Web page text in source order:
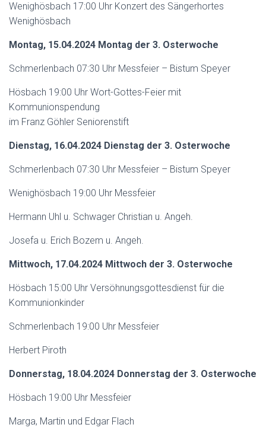
Wenighösbach 17:00 Uhr Konzert des Sängerhortes
Wenighösbach
Montag, 15.04.2024 Montag der 3. Osterwoche
Schmerlenbach 07:30 Uhr Messfeier – Bistum Speyer
Hösbach 19:00 Uhr Wort-Gottes-Feier mit
Kommunionspendung
im Franz Göhler Seniorenstift
Dienstag, 16.04.2024 Dienstag der 3. Osterwoche
Schmerlenbach 07:30 Uhr Messfeier – Bistum Speyer
Wenighösbach 19:00 Uhr Messfeier
Hermann Uhl u. Schwager Christian u. Angeh.
Josefa u. Erich Bozem u. Angeh.
Mittwoch, 17.04.2024 Mittwoch der 3. Osterwoche
Hösbach 15:00 Uhr Versöhnungsgottesdienst für die
Kommunionkinder
Schmerlenbach 19:00 Uhr Messfeier
Herbert Piroth
Donnerstag, 18.04.2024 Donnerstag der 3. Osterwoche
Hösbach 19:00 Uhr Messfeier
Marga, Martin und Edgar Flach